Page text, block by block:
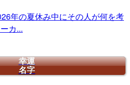
年の夏休み中にその人が何を考
カ...
幸運
名字